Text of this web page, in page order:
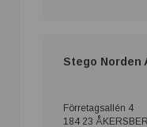
Stego Norden
Förretagsallén 4
184 23